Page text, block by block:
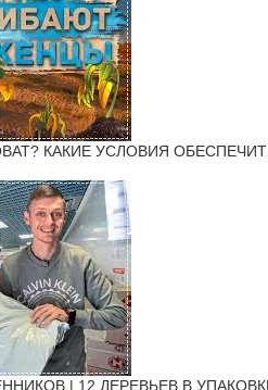
КАКИЕ УСЛОВИЯ ОБЕСПЕЧИТЬ
| 12 ДЕРЕВЬЕВ В УПАКОВКЕ! |